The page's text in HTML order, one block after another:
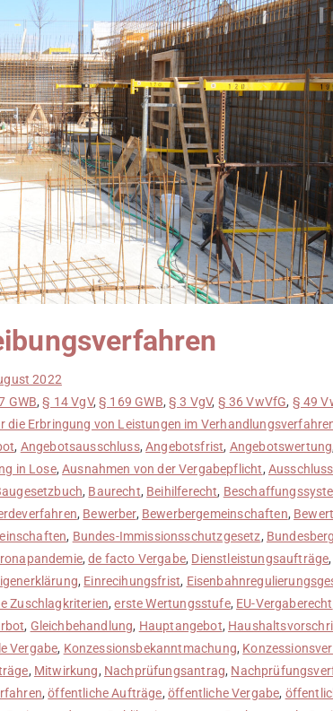
2022
GWB,§ 14 VgV,§ 169 GWB,§ 3 VgV, § 36 VwVfG, § 49
die Erbringung von Leistungen im
, Angebotsausschluss,Angebotsfrist, Angebotswertung,
in Lose,Ausnahmen von der Vergabepflicht,
, Baurecht, Beihilferecht,
, Bewerber, Bewerbergemeinschaften,
, Bundes-Immissionsschutzgesetz,
,de facto Vergabe, Dienstleistungsaufträge,
, Einrecihungsfrist,
Zuschlagkriterien,erste Wertungsstufe, EU-Vergaberecht
, Gleichbehandlung, Hauptangebot,
Vergabe, Konzessionsbekanntmachung,
, Mitwirkung, Nachprüfungsantrag,
,öffentliche Aufträge, öffentliche Vergabe,